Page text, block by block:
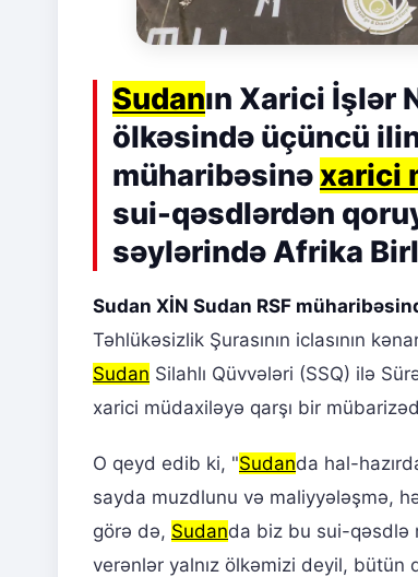
Sudanın Xarici İşlər
ölkəsində üçüncü
müharibəsinəxarici
sui-qəsdlərdən
səylərində Afrika
Sudan XİN Sudan RSF
Təhlükəsizlik Şurasının iclasının
Sudan Silahlı Qüvvələri (SSQ) ilə
xarici müdaxiləyə qarşı bir
O qeyd edib ki, "Sudanda hal-
sayda muzdlunu və maliyyələşmə,
görə də, Sudanda biz bu sui-qəsdlə
verənlər yalnız ölkəmizi deyil, bütün